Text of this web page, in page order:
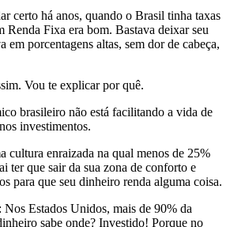
certo há anos, quando o Brasil tinha taxas
Renda Fixa era bom. Bastava deixar seu
em porcentagens altas, sem dor de cabeça,
Vou te explicar por quê.
brasileiro não está facilitando a vida de
investimentos.
cultura enraizada na qual menos de 25%
ter que sair da sua zona de conforto e
para que seu dinheiro renda alguma coisa.
Estados Unidos, mais de 90% da
sabe onde? Investido! Porque no